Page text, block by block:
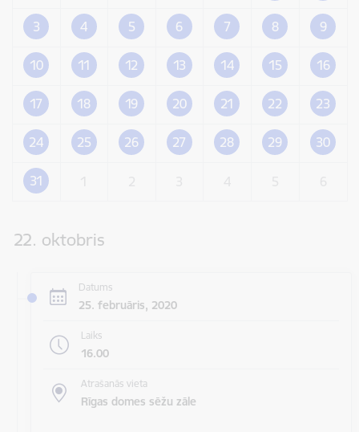
3 4 5 6 7 8 9
10 11 12 13 14 15 16
17 18 19 20 21 22 23
24 25 26 27 28 29 30
31
22. oktobris
Datums
25. februāris, 2020
Laiks
16.00
Atrašanās vieta
Rīgas domes sēžu zāle